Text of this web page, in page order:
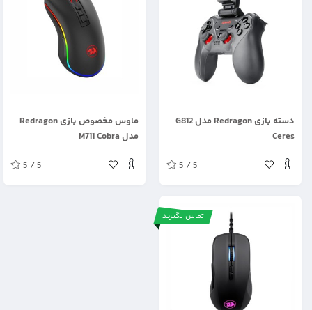
دسته بازی Redragon مدل G812
Ceres
5 / 5
ماوس مخصوص بازی Redragon
مدل M711 Cobra
5 / 5
تماس بگیرید